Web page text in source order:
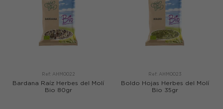
Ref: AHM0022
Bardana Raíz Herbes del Molí
Bio 80gr
Ref: AHM0023
Boldo Hojas Herbes del Molí
Bio 35gr